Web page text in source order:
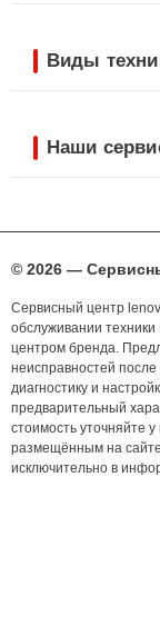
Виды
Наши
© 2026 —
Сервисный центр
обслуживании
центром бренда.
неисправностей
диагностику и
предварительный
стоимость уточняйте
размещённым на
исключительно в